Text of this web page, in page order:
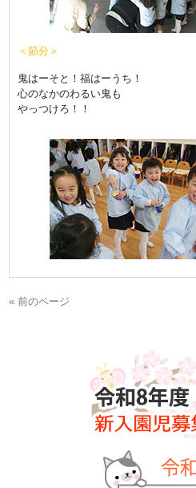
＜節分＞
鬼はーそと！福はーうち！
心のなかのわるい鬼も
やっつけろ！！
« 前のページ